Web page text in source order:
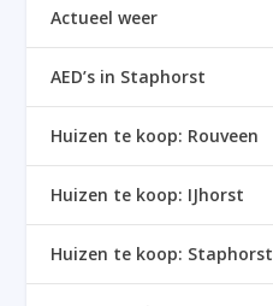
Actueel weer
AED’s in Staphorst
Huizen te koop: Rouveen
Huizen te koop: IJhorst
Huizen te koop: Staphorst